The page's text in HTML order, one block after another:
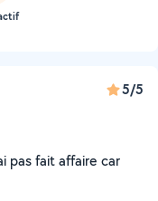
5/5
pas fait affaire car